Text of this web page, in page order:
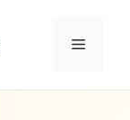
Menu